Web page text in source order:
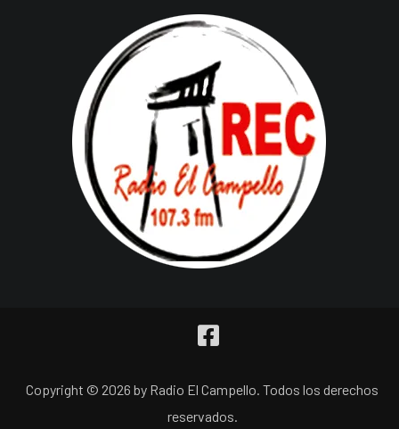
Copyright © 2026 by Radio El Campello. Todos los derechos
reservados.